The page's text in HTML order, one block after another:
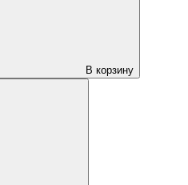
В корзину